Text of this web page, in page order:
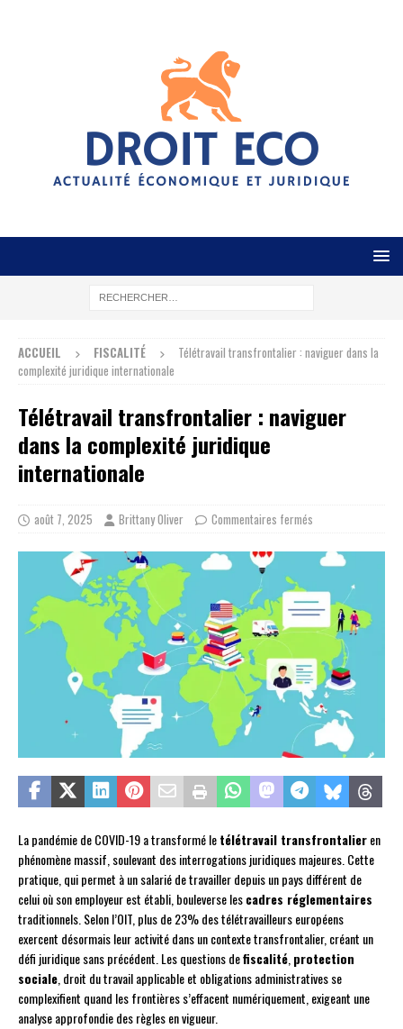
ACCUEIL FISCALITÉ
Télétravail transfrontalier : naviguer dans la
complexité juridique internationale
Télétravail transfrontalier : naviguer
dans la complexité juridique
internationale
août 7, 2025 Brittany Oliver Commentaires fermés
La pandémie de COVID-19 a transformé letélétravail transfrontalieren
phénomène massif, soulevant des interrogations juridiques majeures. Cette
pratique, qui permet à un salarié de travailler depuis un pays différent de
celui où son employeur est établi, bouleverse lescadres réglementaires
traditionnels. Selon l’OIT, plus de 23% des télétravailleurs européens
exercent désormais leur activité dans un contexte transfrontalier, créant un
défi juridique sans précédent. Les questions defiscalité,protection
sociale, droit du travail applicable et obligations administratives se
complexifient quand les frontières s’effacent numériquement, exigeant une
analyse approfondie des règles en vigueur.